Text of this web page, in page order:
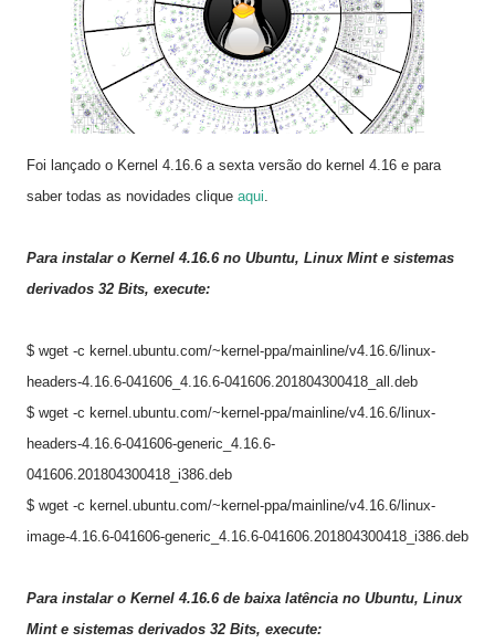
Foi lançado o Kernel 4.16.6 a sexta versão do kernel 4.16 e para
saber todas as novidades clique aqui.
Para instalar o Kernel 4.16.6 no Ubuntu, Linux Mint e sistemas
derivados 32 Bits, execute:
$ wget -c kernel.ubuntu.com/~kernel-ppa/mainline/v4.16.6/linux-
headers-4.16.6-041606_4.16.6-041606.201804300418_all.deb
$ wget -c kernel.ubuntu.com/~kernel-ppa/mainline/v4.16.6/linux-
headers-4.16.6-041606-generic_4.16.6-
041606.201804300418_i386.deb
$ wget -c kernel.ubuntu.com/~kernel-ppa/mainline/v4.16.6/linux-
image-4.16.6-041606-generic_4.16.6-041606.201804300418_i386.deb
Para instalar o Kernel 4.16.6 de baixa latência no Ubuntu, Linux
Mint e sistemas derivados 32 Bits, execute: